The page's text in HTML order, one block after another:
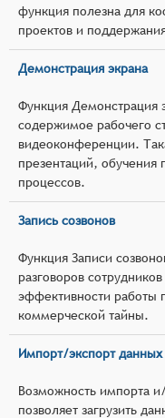
функция полезна для
проектов и
Демонстрация экрана
Функция Демонстрация
содержимое рабочего
видеоконференции.
презентаций, обучения
процессов.
Запись созвонов
Функция Записи
разговоров
эффективности работы
коммерческой тайны.
Импорт/экспорт данных
Возможность импорта
позволяет загрузить